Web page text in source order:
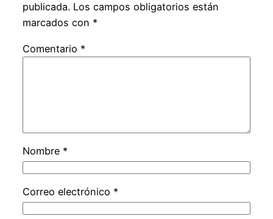
publicada. Los campos obligatorios están
marcados con *
Comentario *
Nombre *
Correo electrónico *